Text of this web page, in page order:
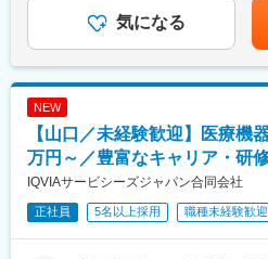
また、在籍年数が増えると永年
手当もアップします。つまり、
みや、キャリア形成の相談等、
す。また知識・スキルレベルを
しています。
変更の範囲：会社の定める業務
のになると億をこえる場合もあ
っています。社内では、病院担
ぶ導入研修（業界における営業
す。現場配属後3カ月間はOJTを
存社員の業務サポート（見積や
製品研修や、月に2回程度の社
年収は予定年収であり、前後す
給（一律手当含）・販売奨励金
・賞与：年2回(7、12月) 賃金は
考を通じて上下する可能性があ
めた表記です。
気になる
NEW
【山口／未経験歓迎】医療
万円～／豊富なキャリア・研
IQVIAサービシーズジャパン合同会社
正社員 5名以上採用 職種未経験歓迎